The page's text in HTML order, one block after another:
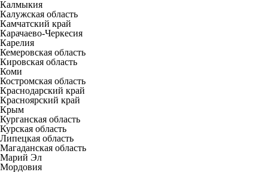
Калмыкия
Калужская область
Камчатский край
Карачаево-Черкесия
Карелия
Кемеровская область
Кировская область
Коми
Костромская область
Краснодарский край
Красноярский край
Крым
Курганская область
Курская область
Липецкая область
Магаданская область
Марий Эл
Мордовия